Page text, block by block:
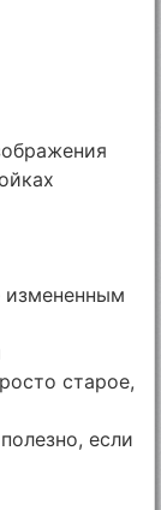
измененным
старое,
если